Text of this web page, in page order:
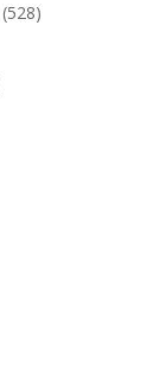
(528)